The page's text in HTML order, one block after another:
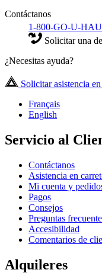
Contáctanos
1-800-GO-U-
Solicitar una
¿Necesitas ayuda?
Solicitar asistencia
Français
English
Servicio al
Contáctanos
Asistencia en
Mi cuenta y
Pagos
Consejos
Preguntas
Accesibilidad
Comentarios de
Alquileres